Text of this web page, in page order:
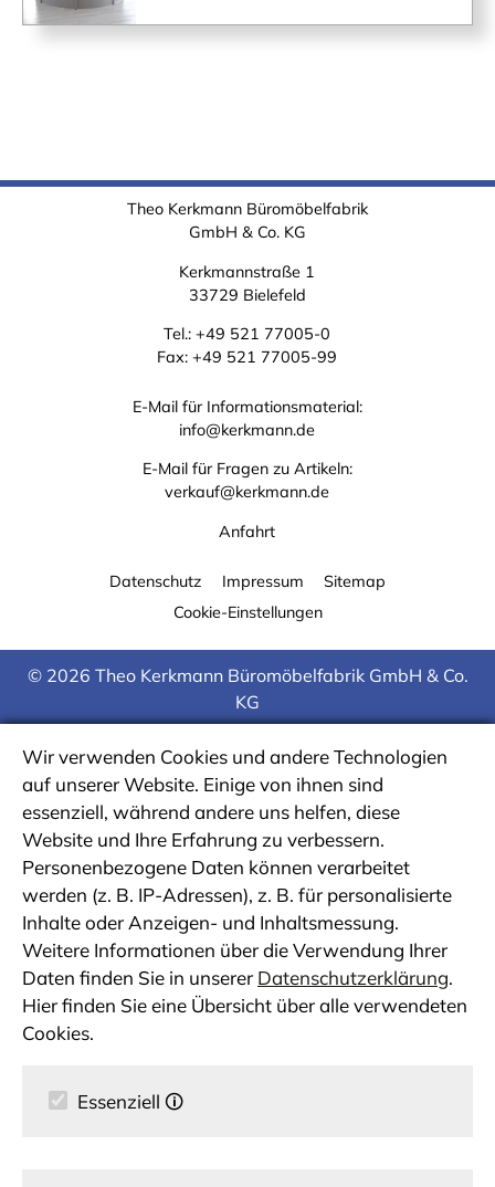
Theo Kerkmann Büromöbelfabrik
GmbH & Co. KG
Kerkmannstraße 1
33729 Bielefeld
Tel.:+49 521 77005-0
Fax: +49 521 77005-99
E-Mail für Informationsmaterial:
info@kerkmann.de
E-Mail für Fragen zu Artikeln:
verkauf@kerkmann.de
Anfahrt
Datenschutz Impressum
Sitemap
Cookie-Einstellungen
© 2026 Theo Kerkmann Büromöbelfabrik GmbH & Co.
KG
Wir verwenden Cookies und andere Technologien
auf unserer Website. Einige von ihnen sind
essenziell, während andere uns helfen, diese
Website und Ihre Erfahrung zu verbessern.
Personenbezogene Daten können verarbeitet
werden (z. B. IP-Adressen), z. B. für personalisierte
Inhalte oder Anzeigen- und Inhaltsmessung.
Weitere Informationen über die Verwendung Ihrer
Daten finden Sie in unserer Datenschutzerklärung.
Hier finden Sie eine Übersicht über alle verwendeten
Cookies.
Essenziell 🛈